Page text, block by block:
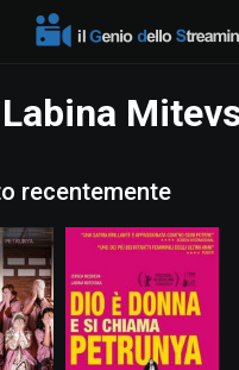
Labina
recentemente